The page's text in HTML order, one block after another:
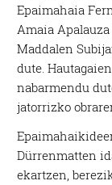
Epaimahaia
Amaia
Maddalen
dute.
nabarmendu
jatorrizko
Dürrenmatten
ekartzen,